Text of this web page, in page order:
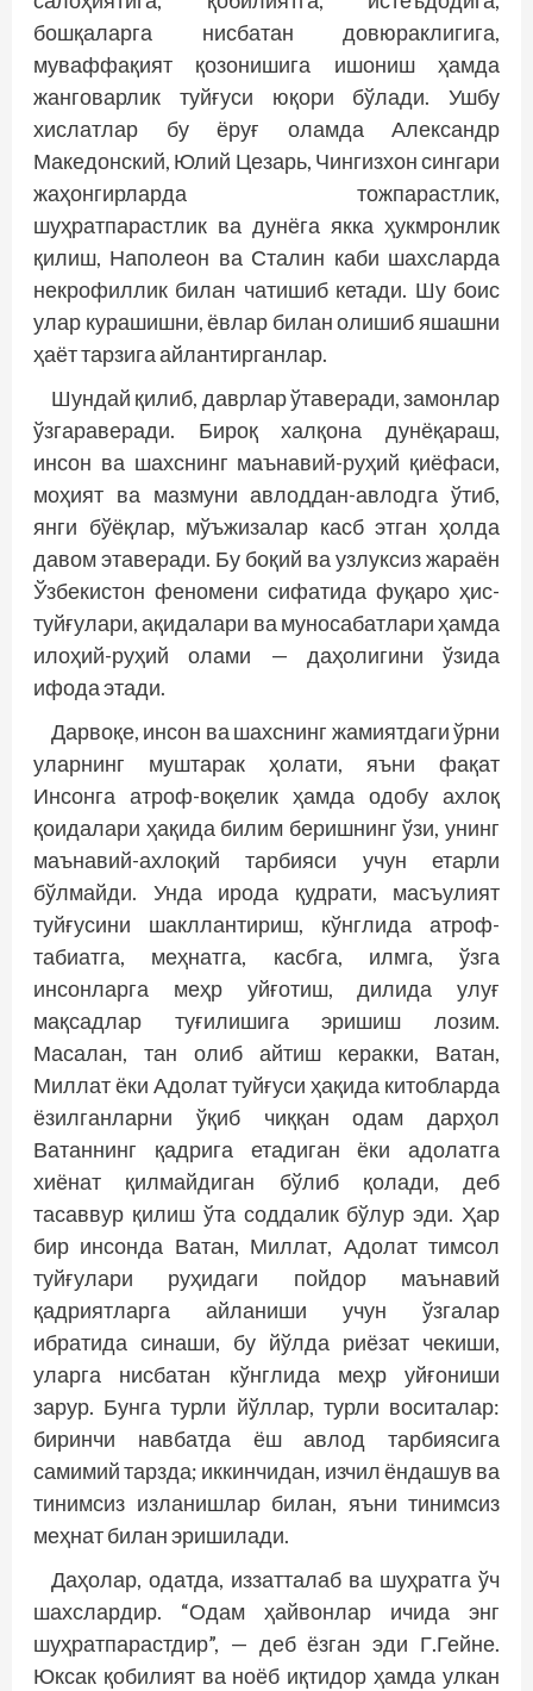
бошқаларга нисбатан довюраклигига,
муваффақият қозонишига ишониш ҳамда
жанговарлик туйғуси юқори бўлади. Ушбу
хислатлар бу ёруғ оламда Александр
Македонский, Юлий Цезарь, Чингизхон сингари
жаҳонгирларда тожпарастлик,
шуҳратпарастлик ва дунёга якка ҳукмронлик
қилиш, Наполеон ва Сталин каби шахс­ларда
некрофиллик билан чатишиб кетади. Шу боис
улар курашишни, ёвлар билан олишиб яшашни
ҳаёт тарзига айлантирганлар.
Шундай қилиб, даврлар ўтаверади, замонлар
ўзгараверади. Бироқ халқона дунёқараш,
инсон ва шахснинг маънавий-руҳий қиёфаси,
моҳият ва мазмуни авлоддан-авлодга ўтиб,
янги бўёқлар, мўъжизалар касб этган ҳолда
давом этаверади. Бу боқий ва узлуксиз жараён
Ўзбекистон феномени сифатида фуқаро ҳис-
туйғулари, ақидалари ва муносабатлари ҳамда
илоҳий-руҳий олами — даҳолигини ўзида
ифода этади.
Дарвоқе, инсон ва шахснинг жамиятдаги ўрни
уларнинг муштарак ҳолати, яъни фақат
Инсонга атроф-воқелик ҳамда одобу ахлоқ
қоидалари ҳақида билим беришнинг ўзи, унинг
маънавий-ахлоқий тарбияси учун етарли
бўлмайди. Унда ирода қудрати, масъулият
туйғусини шакллантириш, кўнглида атроф-
табиатга, меҳнатга, касбга, илмга, ўзга
инсонларга меҳр уйғотиш, дилида улуғ
мақсадлар туғилишига эришиш лозим.
Масалан, тан олиб айтиш керакки, Ватан,
Миллат ёки Адолат туйғуси ҳақида китобларда
ёзилганларни ўқиб чиққан одам дарҳол
Ватаннинг қадрига етадиган ёки адолатга
хиёнат қилмайдиган бўлиб қолади, деб
тасаввур қилиш ўта соддалик бўлур эди. Ҳар
бир инсонда Ватан, Миллат, Адолат тимсол
туйғулари руҳидаги пойдор маънавий
қадриятларга айланиши учун ўзгалар
ибратида синаши, бу йўлда риёзат чекиши,
уларга нисбатан кўнглида меҳр уйғониши
зарур. Бунга турли йўллар, турли воситалар:
биринчи навбатда ёш авлод тарбиясига
самимий тарзда; иккинчидан, изчил ёндашув ва
тинимсиз изланишлар билан, яъни тинимсиз
меҳнат билан эришилади.
Даҳолар, одатда, иззатталаб ва шуҳратга ўч
шахслардир. “Одам ҳайвонлар ичида энг
шуҳратпарастдир”, — деб ёзган эди Г.Гейне.
Юксак қобилият ва ноёб иқтидор ҳамда улкан